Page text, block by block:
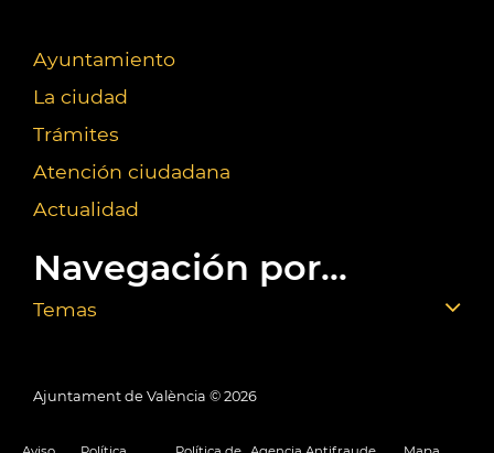
Ayuntamiento
La ciudad
Trámites
Atención ciudadana
Actualidad
Navegación por...
Temas
Ajuntament de València © 2026